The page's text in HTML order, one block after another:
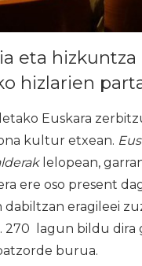
eta
hizlarien
Euskara
kultur etxean.
lelopean,
ere oso present
dabiltzan eragileei
270 lagun bildu dira
burua.